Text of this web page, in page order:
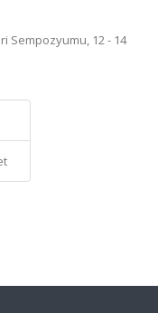
Sempozyumu, 12 - 14